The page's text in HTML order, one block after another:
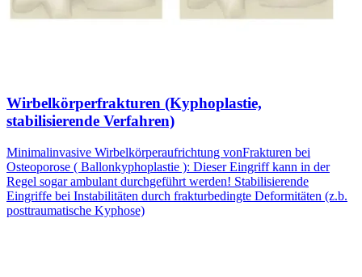
Wirbelkörperfrakturen (Kyphoplastie,
stabilisierende Verfahren)
Minimalinvasive Wirbelkörperaufrichtung vonFrakturen bei
Osteoporose ( Ballonkyphoplastie ): Dieser Eingriff kann in der
Regel sogar ambulant durchgeführt werden! Stabilisierende
Eingriffe bei Instabilitäten durch frakturbedingte Deformitäten (z.b.
posttraumatische Kyphose)